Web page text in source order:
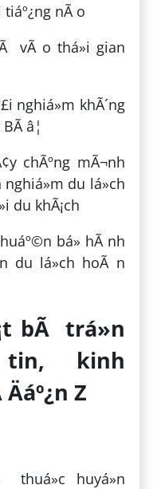
tiáº¿ng nÃ o
vÃ o thá»i gian
nghiá»m khÃ´ng
â¦
chÃºng mÃ¬nh
nghiá»m du lá»ch
du khÃ¡ch
bá» hÃ nh
du lá»ch hoÃ n
bÃ trá»n
tin, kinh
Z
thuá»c huyá»n